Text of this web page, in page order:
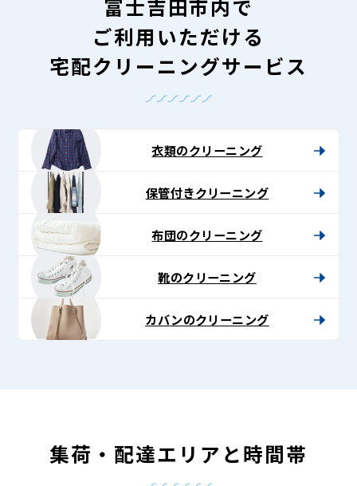
Lenet〈リ
ト〉
富士吉田市内で
ご利用いただける
宅配クリーニングサービス
衣類のクリーニング
保管付きクリーニング
布団のクリーニング
靴のクリーニング
カバンのクリーニング
集荷・配達エリアと時間帯